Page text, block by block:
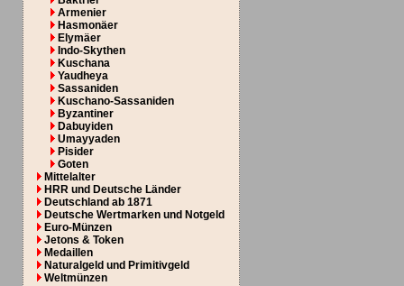
Armenier
Hasmonäer
Elymäer
Indo-Skythen
Kuschana
Yaudheya
Sassaniden
Kuschano-Sassaniden
Byzantiner
Dabuyiden
Umayyaden
Pisider
Goten
Mittelalter
HRR und Deutsche Länder
Deutschland ab 1871
Deutsche Wertmarken und Notgeld
Euro-Münzen
Jetons & Token
Medaillen
Naturalgeld und Primitivgeld
Weltmünzen